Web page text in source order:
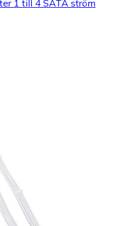
1 till 4 SATA ström